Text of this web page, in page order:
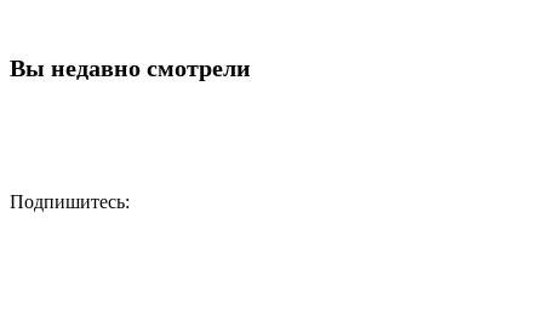
Вы недавно смотрели
Подпишитесь: